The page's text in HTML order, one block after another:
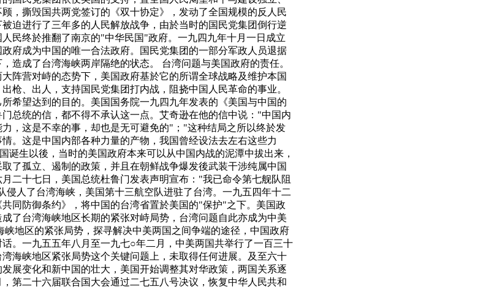
，撕毁国共两党签订的《双十协定》，发动了全国规模的反人民
迫进行了三年多的人民解放战争，由於当时的国民党集团倒行逆
民终於推翻了南京的"中华民国"政府。一九四九年十月一日成立
府成为中国的唯一合法政府。国民党集团的一部分军政人员退据
造成了台湾海峡两岸隔绝的状态。 台湾问题与美国政府的责任。
阵营对峙的态势下，美国政府基於它的所谓全球战略及维护本国
枪、出人，支持国民党集团打内战，阻挠中国人民革命的事业。
希望达到的目的。美国国务院一九四九年发表的《美国与中国的
总统的信，都不得不承认这一点。艾奇逊在他的信中说："中国内
，这是不幸的事，却也是无可避免的"；"这种结局之所以终於发
。这是中国内部各种力量的产物，我国曾经设法去左右这些力
诞生以後，当时的美国政府本来可以从中国内战的泥潭中拔出来，
了孤立、遏制的政策，并且在朝鲜战争爆发後武装干涉纯属中国
二十七日，美国总统杜鲁门发表声明宣布："我已命令第七舰队阻
侵人了台湾海峡，美国第十三航空队进驻了台湾。一九五四年十二
同防御条约》，将中国的台湾省置於美国的"保护"之下。美国政
了台湾海峡地区长期的紧张对峙局势，台湾问题自此亦成为中美
地区的紧张局势，探寻解决中美两国之间争端的途径，中国政府
。一九五五年八月至一九七○年二月，中美两国共举行了一百三十
海峡地区紧张局势这个关键问题上，未取得任何进展。及至六十
展变化和新中国的壮大，美国开始调整其对华政策，两国关系逐
第二十六届联合国大会通过二七五八号决议，恢复中华人民共和